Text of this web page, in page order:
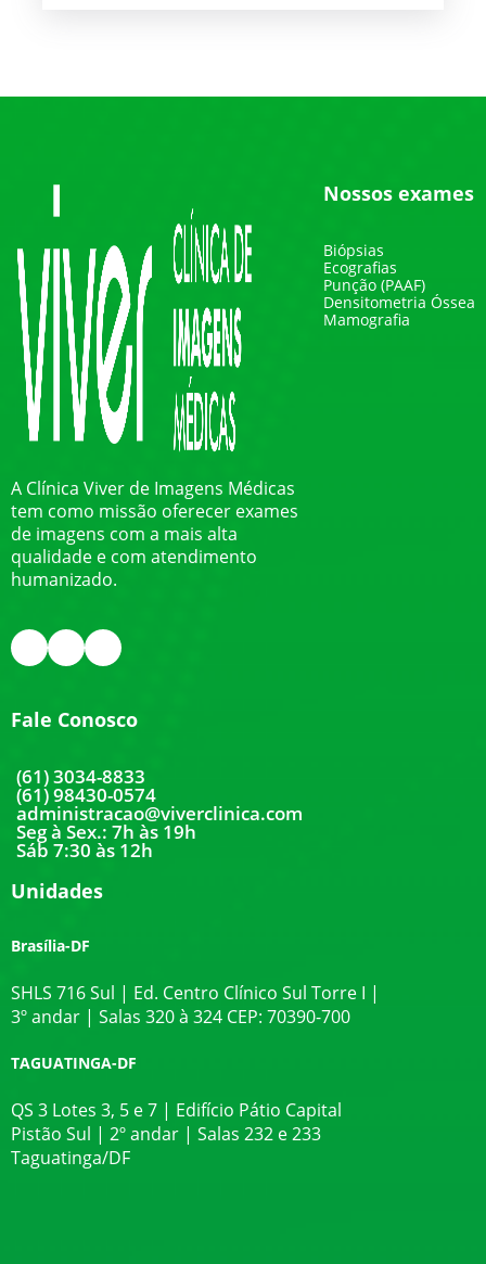
A Clínica Viver de Imagens Médicas
tem como missão oferecer exames
de imagens com a mais alta
qualidade e com atendimento
humanizado.
Nossos exames
Biópsias
Ecografias
Punção (PAAF)
Densitometria Óssea
Mamografia
Fale Conosco
(61) 3034-8833
(61) 98430-0574
administracao@viverclinica.com
Seg à Sex.: 7h às 19h
Sáb 7:30 às 12h
Unidades
Brasília-DF
SHLS 716 Sul | Ed. Centro Clínico Sul Torre I |
3º andar | Salas 320 à 324 CEP: 70390-700
TAGUATINGA-DF
QS 3 Lotes 3, 5 e 7 | Edifício Pátio Capital
Pistão Sul | 2º andar | Salas 232 e 233
Taguatinga/DF